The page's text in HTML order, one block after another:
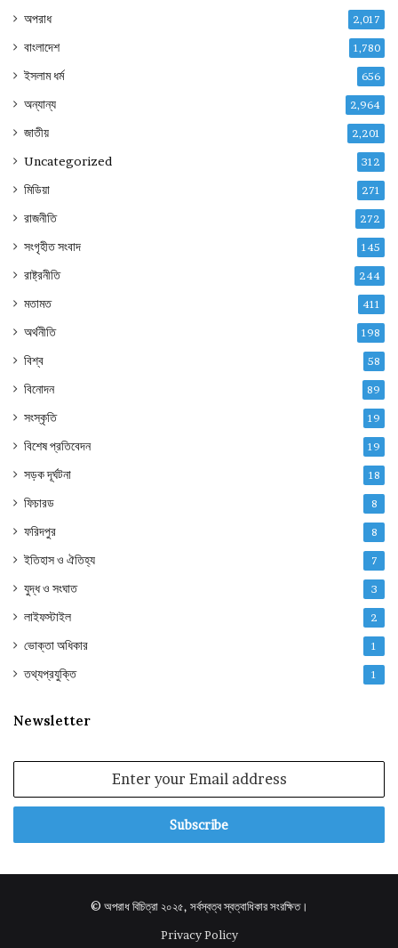
অপরাধ 2,017
বাংলাদেশ 1,780
ইসলাম ধর্ম 656
অন্যান্য 2,964
জাতীয় 2,201
Uncategorized 312
মিডিয়া 271
রাজনীতি 272
সংগৃহীত সংবাদ 145
রাষ্ট্রনীতি 244
মতামত 411
অর্থনীতি 198
বিশ্ব 58
বিনোদন 89
সংস্কৃতি 19
বিশেষ প্রতিবেদন 19
সড়ক দূর্ঘটনা 18
ফিচারড 8
ফরিদপুর 8
ইতিহাস ও ঐতিহ্য 7
যুদ্ধ ও সংঘাত 3
লাইফস্টাইল 2
ভোক্তা অধিকার 1
তথ্যপ্রযুক্তি 1
Newsletter
Email
© অপরাধ বিচিত্রা ২০২৫, সর্বস্বত্ব স্বত্বাধিকার সংরক্ষিত।
Privacy Policy